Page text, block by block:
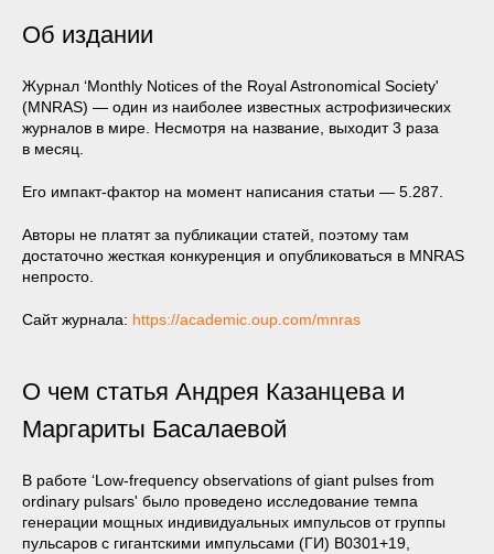
Об издании
Журнал ‘Monthly Notices of the Royal Astronomical Society'
(MNRAS) — один из наиболее известных астрофизических
журналов в мире. Несмотря на название, выходит 3 раза
в месяц.
Его импакт-фактор на момент написания статьи — 5.287.
Авторы не платят за публикации статей, поэтому там
достаточно жесткая конкуренция и опубликоваться в MNRAS
непросто.
Сайт журнала: https://academic.oup.com/mnras
О чем статья Андрея Казанцева и
Маргариты Басалаевой
В работе ‘Low-frequency observations of giant pulses from
ordinary pulsars' было проведено исследование темпа
генерации мощных индивидуальных импульсов от группы
пульсаров с гигантскими импульсами (ГИ) B0301+19,